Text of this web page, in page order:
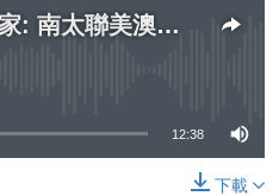
中國副外長訪斐濟專家: 南太聯美澳抗中路線已定
12:38
下載